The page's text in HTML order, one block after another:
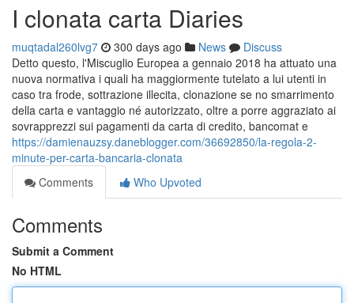
I clonata carta Diaries
muqtadal260lvg7 300 days ago News
Discuss
Detto questo, l'Miscuglio Europea a gennaio 2018 ha attuato una
nuova normativa i quali ha maggiormente tutelato a lui utenti in
caso tra frode, sottrazione illecita, clonazione se no smarrimento
della carta e vantaggio né autorizzato, oltre a porre aggraziato ai
sovrapprezzi sui pagamenti da carta di credito, bancomat e
https://damienauzsy.daneblogger.com/36692850/la-regola-2-
minute-per-carta-bancaria-clonata
Comments
Who Upvoted
Comments
Submit a Comment
No HTML